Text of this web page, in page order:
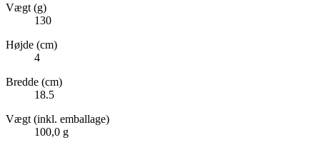
Vægt (g)
130
Højde (cm)
4
Bredde (cm)
18.5
Vægt (inkl. emballage)
100,0 g